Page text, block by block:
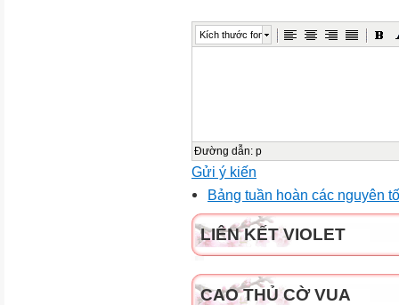
Kích thước font
Đường dẫn: p
Gửi ý kiến
Bảng tuần hoàn các nguyên
LIÊN KẾT VIOLET
CAO THỦ CỜ VUA